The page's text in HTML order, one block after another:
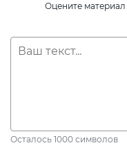
Оцените материал
Осталось 1000 символов